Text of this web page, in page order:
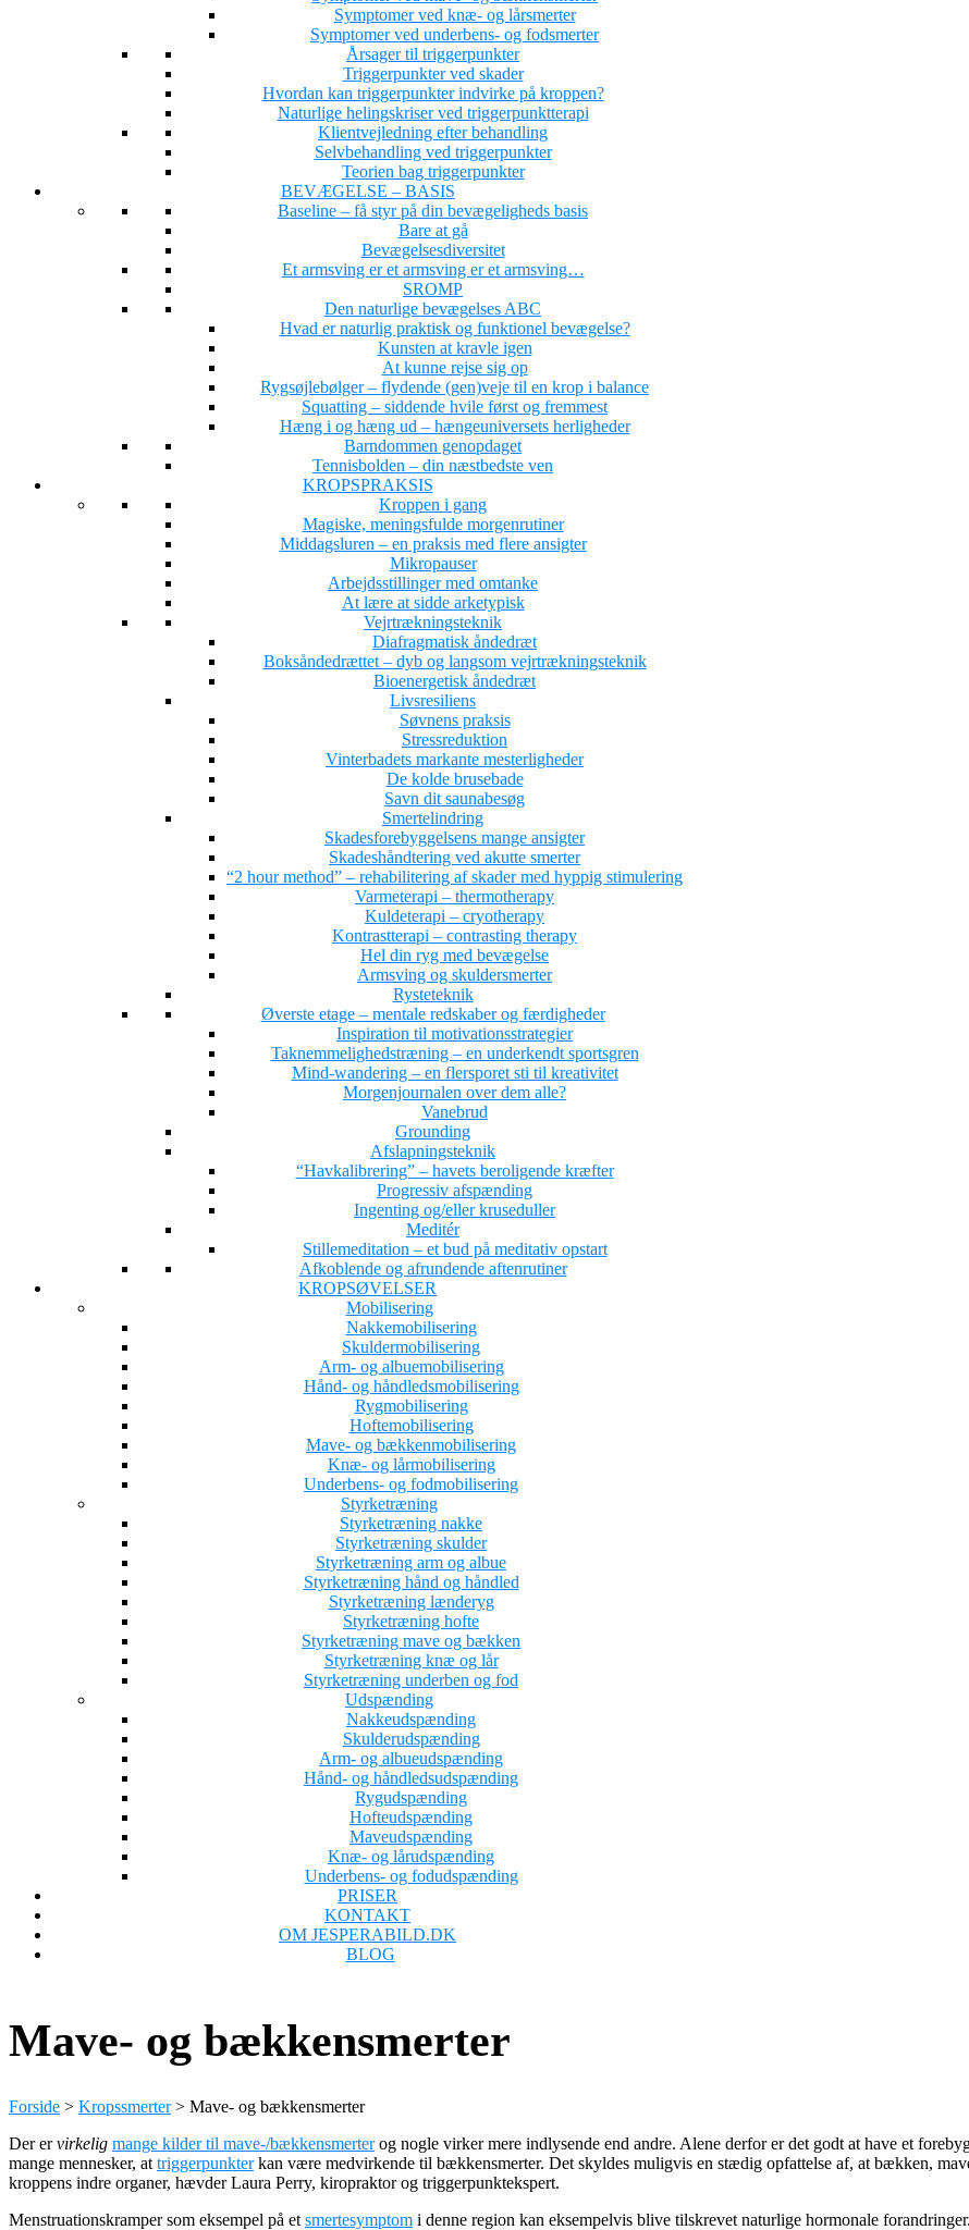
Symptomer ved knæ- og lårsmerter
Symptomer ved underbens- og fodsmerter
Årsager til triggerpunkter
Triggerpunkter ved skader
Hvordan kan triggerpunkter indvirke på kroppen?
Naturlige helingskriser ved triggerpunktterapi
Klientvejledning efter behandling
Selvbehandling ved triggerpunkter
Teorien bag triggerpunkter
BEVÆGELSE – BASIS
Baseline – få styr på din bevægeligheds basis
Bare at gå
Bevægelsesdiversitet
Et armsving er et armsving er et armsving…
SROMP
Den naturlige bevægelses ABC
Hvad er naturlig praktisk og funktionel bevægelse?
Kunsten at kravle igen
At kunne rejse sig op
Rygsøjlebølger – flydende (gen)veje til en krop i balance
Squatting – siddende hvile først og fremmest
Hæng i og hæng ud – hængeuniversets herligheder
Barndommen genopdaget
Tennisbolden – din næstbedste ven
KROPSPRAKSIS
Kroppen i gang
Magiske, meningsfulde morgenrutiner
Middagsluren – en praksis med flere ansigter
Mikropauser
Arbejdsstillinger med omtanke
At lære at sidde arketypisk
Vejrtrækningsteknik
Diafragmatisk åndedræt
Boksåndedrættet – dyb og langsom vejrtrækningsteknik
Bioenergetisk åndedræt
Livsresiliens
Søvnens praksis
Stressreduktion
Vinterbadets markante mesterligheder
De kolde brusebade
Savn dit saunabesøg
Smertelindring
Skadesforebyggelsens mange ansigter
Skadeshåndtering ved akutte smerter
“2 hour method” – rehabilitering af skader med hyppig stimulering
Varmeterapi – thermotherapy
Kuldeterapi – cryotherapy
Kontrastterapi – contrasting therapy
Hel din ryg med bevægelse
Armsving og skuldersmerter
Rysteteknik
Øverste etage – mentale redskaber og færdigheder
Inspiration til motivationsstrategier
Taknemmelighedstræning – en underkendt sportsgren
Mind-wandering – en flersporet sti til kreativitet
Morgenjournalen over dem alle?
Vanebrud
Grounding
Afslapningsteknik
“Havkalibrering” – havets beroligende kræfter
Progressiv afspænding
Ingenting og/eller kruseduller
Meditér
Stillemeditation – et bud på meditativ opstart
Afkoblende og afrundende aftenrutiner
KROPSØVELSER
Mobilisering
Nakkemobilisering
Skuldermobilisering
Arm- og albuemobilisering
Hånd- og håndledsmobilisering
Rygmobilisering
Hoftemobilisering
Mave- og bækkenmobilisering
Knæ- og lårmobilisering
Underbens- og fodmobilisering
Styrketræning
Styrketræning nakke
Styrketræning skulder
Styrketræning arm og albue
Styrketræning hånd og håndled
Styrketræning lænderyg
Styrketræning hofte
Styrketræning mave og bækken
Styrketræning knæ og lår
Styrketræning underben og fod
Udspænding
Nakkeudspænding
Skulderudspænding
Arm- og albueudspænding
Hånd- og håndledsudspænding
Rygudspænding
Hofteudspænding
Maveudspænding
Knæ- og lårudspænding
Underbens- og fodudspænding
PRISER
KONTAKT
OM JESPERABILD.DK
BLOG
Mave- og bækkensmerter
Forside > Kropssmerter> Mave- og bækkensmerter
Der ervirkelig mange kilder til mave-/bækkensmerterog nogle virker mere indlysende end andre. Alene derfor er det godt at have et
mange mennesker, at triggerpunkterkan være medvirkende til bækkensmerter. Det skyldes muligvis en stædig opfattelse af, at bækken,
kroppens indre organer, hævder Laura Perry, kiropraktor og triggerpunktekspert.
Menstruationskramper som eksempel på et smertesymptom i denne region kan eksempelvis blive tilskrevet naturlige hormonale